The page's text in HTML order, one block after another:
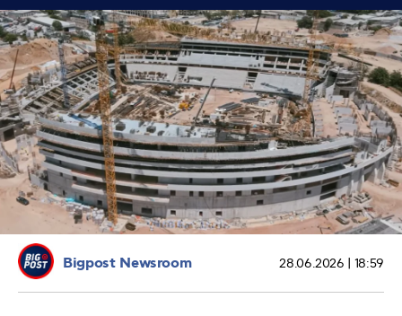
Bigpost Newsroom 28.06.2026 | 18:59